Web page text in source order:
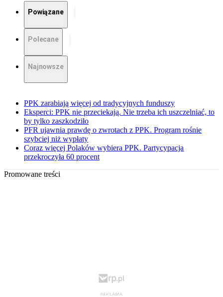
Powiązane
Polecane
Najnowsze
PPK zarabiają więcej od tradycyjnych funduszy
Eksperci: PPK nie przeciekają. Nie trzeba ich uszczelniać, to
by tylko zaszkodziło
PFR ujawnia prawdę o zwrotach z PPK. Program rośnie
szybciej niż wypłaty
Coraz więcej Polaków wybiera PPK. Partycypacja
przekroczyła 60 procent
Promowane treści